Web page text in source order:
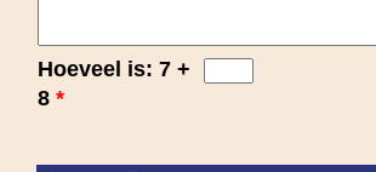
Hoeveel is: 7 +
8 *